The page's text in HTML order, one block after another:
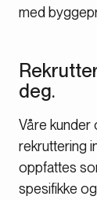
med
deg.
Våre kunder
rekruttering
oppfattes
spesifikke